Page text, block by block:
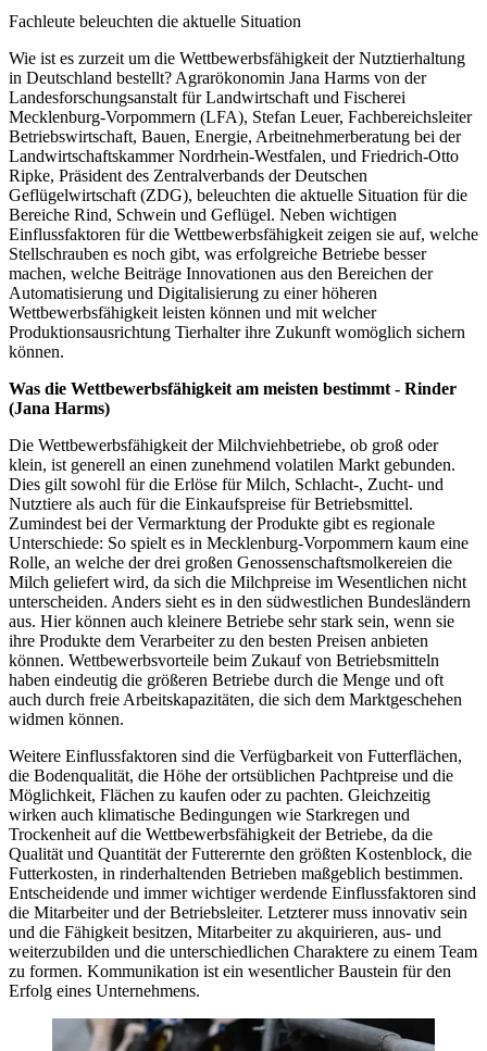
Fachleute beleuchten die aktuelle Situation
Wie ist es zurzeit um die Wettbewerbsfähigkeit der Nutztierhaltung
in Deutschland bestellt? Agrarökonomin Jana Harms von der
Landesforschungsanstalt für Landwirtschaft und Fischerei
Mecklenburg-Vorpommern (LFA), Stefan Leuer, Fachbereichsleiter
Betriebswirtschaft, Bauen, Energie, Arbeitnehmerberatung bei der
Landwirtschaftskammer Nordrhein-Westfalen, und Friedrich-Otto
Ripke, Präsident des Zentralverbands der Deutschen
Geflügelwirtschaft (ZDG), beleuchten die aktuelle Situation für die
Bereiche Rind, Schwein und Geflügel. Neben wichtigen
Einflussfaktoren für die Wettbewerbsfähigkeit zeigen sie auf, welche
Stellschrauben es noch gibt, was erfolgreiche Betriebe besser
machen, welche Beiträge Innovationen aus den Bereichen der
Automatisierung und Digitalisierung zu einer höheren
Wettbewerbsfähigkeit leisten können und mit welcher
Produktionsausrichtung Tierhalter ihre Zukunft womöglich sichern
können.
Was die Wettbewerbsfähigkeit am meisten bestimmt - Rinder
(Jana Harms)
Die Wettbewerbsfähigkeit der Milchviehbetriebe, ob groß oder
klein, ist generell an einen zunehmend volatilen Markt gebunden.
Dies gilt sowohl für die Erlöse für Milch, Schlacht-, Zucht- und
Nutztiere als auch für die Einkaufspreise für Betriebsmittel.
Zumindest bei der Vermarktung der Produkte gibt es regionale
Unterschiede: So spielt es in Mecklenburg-Vorpommern kaum eine
Rolle, an welche der drei großen Genossenschaftsmolkereien die
Milch geliefert wird, da sich die Milchpreise im Wesentlichen nicht
unterscheiden. Anders sieht es in den südwestlichen Bundesländern
aus. Hier können auch kleinere Betriebe sehr stark sein, wenn sie
ihre Produkte dem Verarbeiter zu den besten Preisen anbieten
können. Wettbewerbsvorteile beim Zukauf von Betriebsmitteln
haben eindeutig die größeren Betriebe durch die Menge und oft
auch durch freie Arbeitskapazitäten, die sich dem Marktgeschehen
widmen können.
Weitere Einflussfaktoren sind die Verfügbarkeit von Futterflächen,
die Bodenqualität, die Höhe der ortsüblichen Pachtpreise und die
Möglichkeit, Flächen zu kaufen oder zu pachten. Gleichzeitig
wirken auch klimatische Bedingungen wie Starkregen und
Trockenheit auf die Wettbewerbsfähigkeit der Betriebe, da die
Qualität und Quantität der Futterernte den größten Kostenblock, die
Futterkosten, in rinderhaltenden Betrieben maßgeblich bestimmen.
Entscheidende und immer wichtiger werdende Einflussfaktoren sind
die Mitarbeiter und der Betriebsleiter. Letzterer muss innovativ sein
und die Fähigkeit besitzen, Mitarbeiter zu akquirieren, aus- und
weiterzubilden und die unterschiedlichen Charaktere zu einem Team
zu formen. Kommunikation ist ein wesentlicher Baustein für den
Erfolg eines Unternehmens.